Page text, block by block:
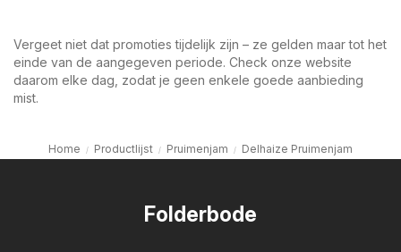
Vergeet niet dat promoties tijdelijk zijn – ze gelden maar tot het
einde van de aangegeven periode. Check onze website
daarom elke dag, zodat je geen enkele goede aanbieding
mist.
Home Productlijst Pruimenjam Delhaize Pruimenjam
Folderbode